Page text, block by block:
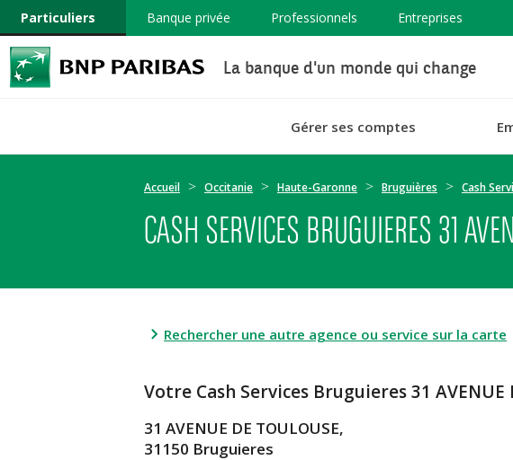
Particuliers Banque privée Professionnels Entreprises
La banque d'un monde qui change
Gérer ses comptes
Accueil Occitanie Haute-Garonne Bruguières Cash
CASH SERVICES BRUGUIERES 31
Rechercher une autre agence ou service sur la carte
Votre Cash Services Bruguieres 31 AVENUE
31 AVENUE DE TOULOUSE,
31150 Bruguieres